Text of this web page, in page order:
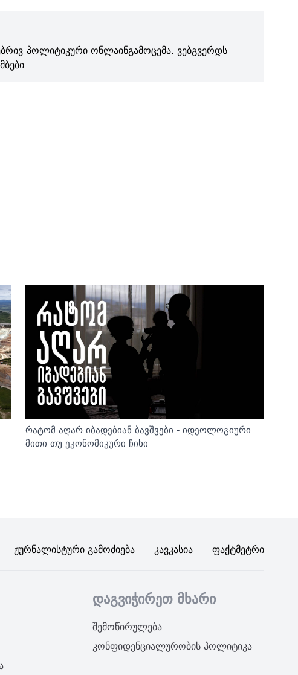
პოლიტიკური ონლაინგამოცემა. ვებგვერდს
რატომ აღარ იბადებიან ბავშვები - იდეოლოგიური
მითი თუ ეკონომიკური ჩიხი
Ჟურნალისტური Გამოძიება Კავკასია Ფაქტმეტრი
დაგვიჭირეთ მხარი
შემოწირულება
კონფიდენციალურობის პოლიტიკა